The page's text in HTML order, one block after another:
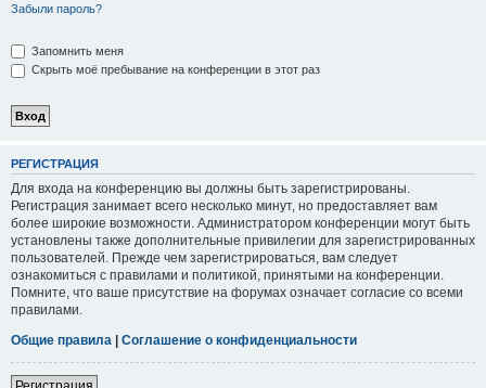
Забыли пароль?
Запомнить меня
Скрыть моё пребывание на конференции в этот раз
РЕГИСТРАЦИЯ
Для входа на конференцию вы должны быть зарегистрированы.
Регистрация занимает всего несколько минут, но предоставляет вам
более широкие возможности. Администратором конференции могут быть
установлены также дополнительные привилегии для зарегистрированных
пользователей. Прежде чем зарегистрироваться, вам следует
ознакомиться с правилами и политикой, принятыми на конференции.
Помните, что ваше присутствие на форумах означает согласие со всеми
правилами.
Общие правила
Соглашение о конфиденциальности